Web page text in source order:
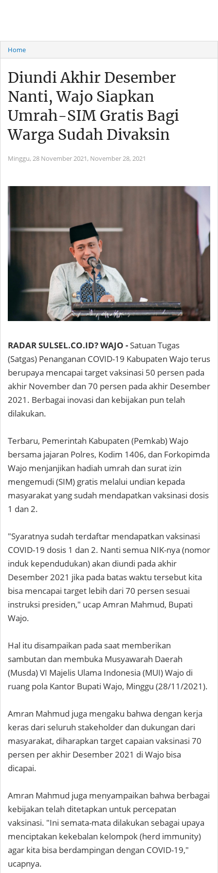
Home
Diundi Akhir Desember
Nanti, Wajo Siapkan
Umrah-SIM Gratis Bagi
Warga Sudah Divaksin
Minggu, 28 November 2021, November 28, 2021
RADAR SULSEL.CO.ID? WAJO - Satuan Tugas
(Satgas) Penanganan COVID-19 Kabupaten Wajo terus
berupaya mencapai target vaksinasi 50 persen pada
akhir November dan 70 persen pada akhir Desember
2021. Berbagai inovasi dan kebijakan pun telah
dilakukan.
Terbaru, Pemerintah Kabupaten (Pemkab) Wajo
bersama jajaran Polres, Kodim 1406, dan Forkopimda
Wajo menjanjikan hadiah umrah dan surat izin
mengemudi (SIM) gratis melalui undian kepada
masyarakat yang sudah mendapatkan vaksinasi dosis
1 dan 2.
"Syaratnya sudah terdaftar mendapatkan vaksinasi
COVID-19 dosis 1 dan 2. Nanti semua NIK-nya (nomor
induk kependudukan) akan diundi pada akhir
Desember 2021 jika pada batas waktu tersebut kita
bisa mencapai target lebih dari 70 persen sesuai
instruksi presiden," ucap Amran Mahmud, Bupati
Wajo.
Hal itu disampaikan pada saat memberikan
sambutan dan membuka Musyawarah Daerah
(Musda) VI Majelis Ulama Indonesia (MUI) Wajo di
ruang pola Kantor Bupati Wajo, Minggu (28/11/2021).
Amran Mahmud juga mengaku bahwa dengan kerja
keras dari seluruh stakeholder dan dukungan dari
masyarakat, diharapkan target capaian vaksinasi 70
persen per akhir Desember 2021 di Wajo bisa
dicapai.
Amran Mahmud juga menyampaikan bahwa berbagai
kebijakan telah ditetapkan untuk percepatan
vaksinasi. "Ini semata-mata dilakukan sebagai upaya
menciptakan kekebalan kelompok (herd immunity)
agar kita bisa berdampingan dengan COVID-19,"
ucapnya.